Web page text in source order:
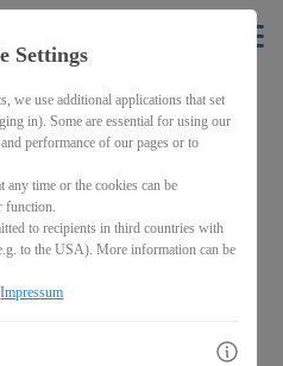
"Ich bin
bin" mit
Settings
we use additional applications that set
in). Some are essential for using our
performance of our pages or to
any time or the cookies can be
function.
to recipients in third countries with
to the USA). More information can be
Impressum